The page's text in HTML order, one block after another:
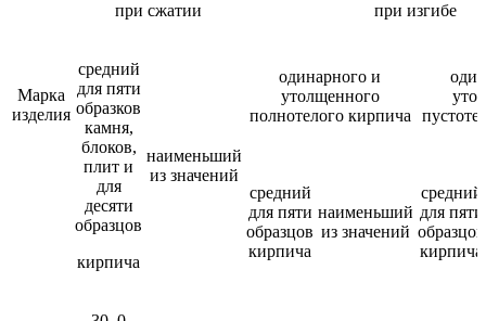
Марка
изделия
при сжатии при изгибе
средний
для пяти
образков
камня,
блоков,
плит и
для
десяти
образцов
кирпича
наименьший
из значений
одинарного и
утолщенного
полнотелого кирпича
средний
для пяти
образцов
кирпича
наименьший
из значений
средний
для пяти
образцов
кирпича